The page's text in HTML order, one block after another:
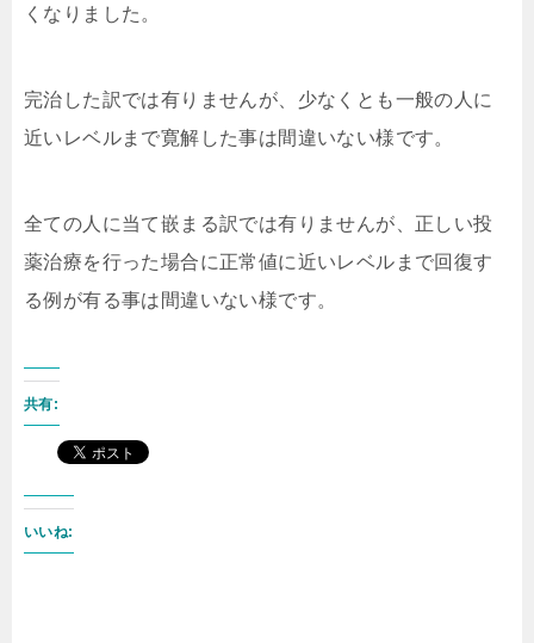
くなりました。
完治した訳では有りませんが、少なくとも一般の人に
近いレベルまで寛解した事は間違いない様です。
全ての人に当て嵌まる訳では有りませんが、正しい投
薬治療を行った場合に正常値に近いレベルまで回復す
る例が有る事は間違いない様です。
共有:
いいね: